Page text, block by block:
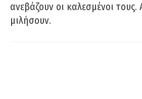
ανεβάζουν οι καλεσμένοι
μιλήσουν.